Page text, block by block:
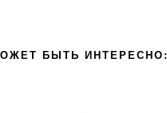
БЫТЬ ИНТЕРЕСНО: